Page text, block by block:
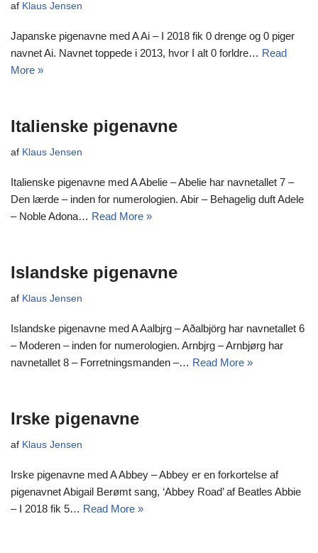
af Klaus Jensen
Japanske pigenavne med A Ai – I 2018 fik 0 drenge og 0 piger
navnet Ai. Navnet toppede i 2013, hvor I alt 0 forldre… Read
More »
Italienske pigenavne
af Klaus Jensen
Italienske pigenavne med A Abelie – Abelie har navnetallet 7 –
Den lærde – inden for numerologien. Abir – Behagelig duft Adele
– Noble Adona… Read More »
Islandske pigenavne
af Klaus Jensen
Islandske pigenavne med A Aalbjrg – Aðalbjörg har navnetallet 6
– Moderen – inden for numerologien. Arnbjrg – Arnbjørg har
navnetallet 8 – Forretningsmanden –… Read More »
Irske pigenavne
af Klaus Jensen
Irske pigenavne med A Abbey – Abbey er en forkortelse af
pigenavnet Abigail Berømt sang, ‘Abbey Road’ af Beatles Abbie
– I 2018 fik 5… Read More »